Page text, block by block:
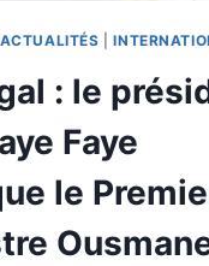
ACTUALITÉS |
: le
Faye
le